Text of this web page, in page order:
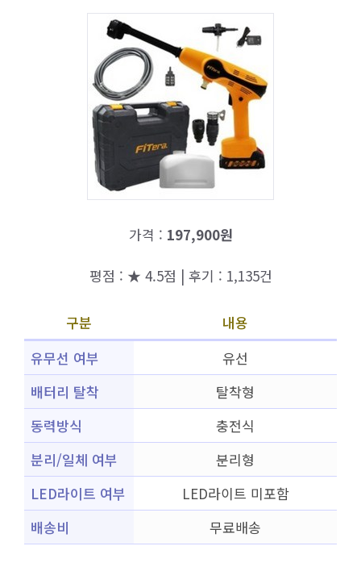
가격 : 197,900원
평점 : ★ 4.5점 | 후기 : 1,135건
구분
내용
유무선 여부
유선
배터리 탈착
탈착형
동력방식
충전식
분리/일체 여부
분리형
LED라이트 여부
LED라이트 미포함
배송비
무료배송